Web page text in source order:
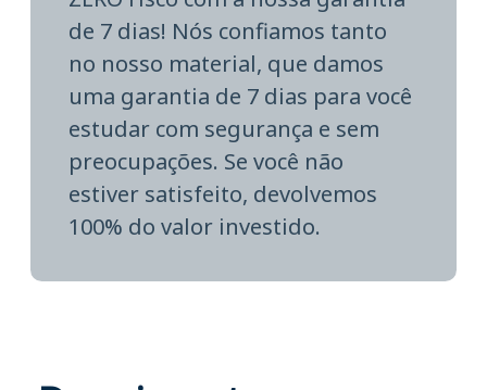
de 7 dias! Nós confiamos tanto
no nosso material, que damos
uma garantia de 7 dias para você
estudar com segurança e sem
preocupações. Se você não
estiver satisfeito, devolvemos
100% do valor investido.